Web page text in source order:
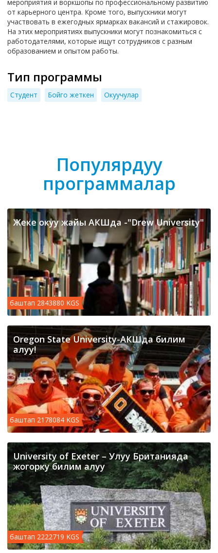
мероприятия и воркшопы по профессиональному развитию
от карьерного центра. Кроме того, выпускники могут
участвовать в ежегодных ярмарках вакансий и стажировок.
На этих мероприятиях выпускники могут познакомиться с
работодателями, которые ищут сотрудников с разным
образованием и опытом работы.
Тип программы
Cтудент Бойго жеткен Окуучулар
Популярдуу
программалар
Жеке окуу жайы АКШда -"Drew University"
баштап 2843880 KGS
Oregon State University-АКШда билим
алуу!
баштап 2178084 KGS
University of Exeter – Улуу Британияда
жогорку билим алуу
баштап 2222719 KGS